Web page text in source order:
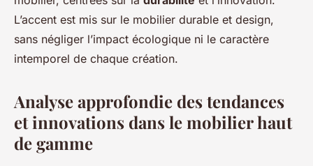
L’accent est mis sur le mobilier durable et design,
sans négliger l’impact écologique ni le caractère
intemporel de chaque création.
Analyse approfondie des tendances
et innovations dans le mobilier haut
de gamme